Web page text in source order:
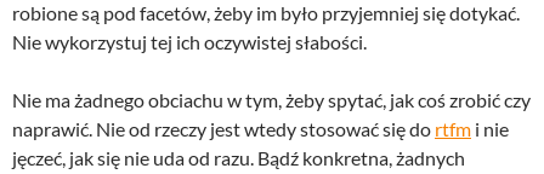
robione są pod facetów, żeby im było przyjemniej się dotykać.
Nie wykorzystuj tej ich oczywistej słabości.
Nie ma żadnego obciachu w tym, żeby spytać, jak coś zrobić czy
naprawić. Nie od rzeczy jest wtedy stosować się do rtfm i nie
jęczeć, jak się nie uda od razu. Bądź konkretna, żadnych